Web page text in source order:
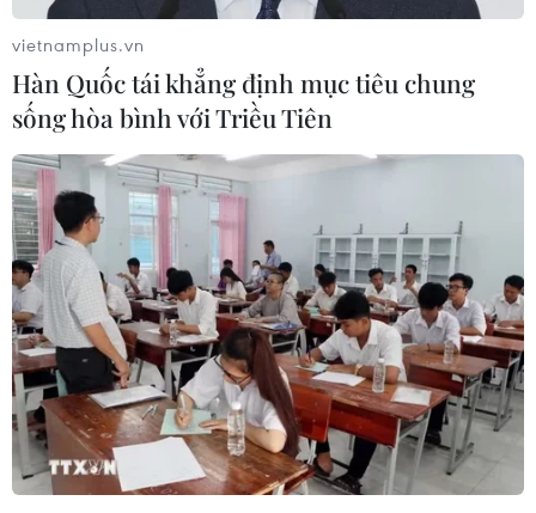
Tăng trưởng mới từ khoa
học, công nghệ, đổi mới
sáng tạo và chuyển đổi số
Với những giải pháp đồng bộ,
sáng tạo trong cụ thể hóa Nghị
quyết số 57, Thái Nguyên đang
từng bước đưa khoa học, công
nghệ, đổi mới sáng tạo và chuyển
đổi số thực sự trở thành động lực
then chốt.
(TTXVN/Vietnam+)
vietnamplus.vn
Hàn Quốc tái khẳng định mục tiêu chung
sống hòa bình với Triều Tiên